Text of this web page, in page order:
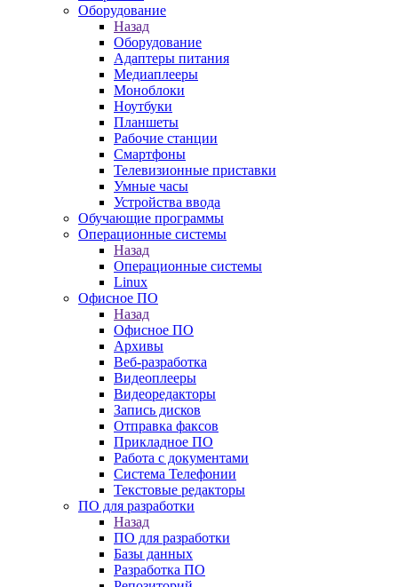
Оборудование
Назад
Оборудование
Адаптеры питания
Медиаплееры
Моноблоки
Ноутбуки
Планшеты
Рабочие станции
Смартфоны
Телевизионные приставки
Умные часы
Устройства ввода
Обучающие программы
Операционные системы
Назад
Операционные системы
Linux
Офисное ПО
Назад
Офисное ПО
Архивы
Веб-разработка
Видеоплееры
Видеоредакторы
Запись дисков
Отправка факсов
Прикладное ПО
Работа с документами
Система Телефонии
Текстовые редакторы
ПО для разработки
Назад
ПО для разработки
Базы данных
Разработка ПО